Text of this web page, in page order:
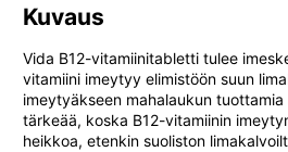
Kuvaus
Vida B12-vitamiinitabletti tulee
vitamiini imeytyy elimistöön suun
imeytyäkseen mahalaukun
tärkeää, koska B12-vitamiinin
heikkoa, etenkin suoliston